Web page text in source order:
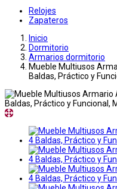
Relojes
Zapateros
Inicio
Dormitorio
Armarios dormitorio
Mueble Multiusos
Baldas, Práctico y